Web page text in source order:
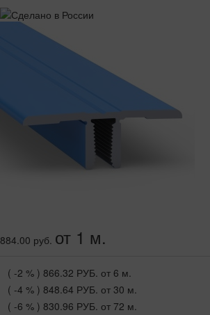
884.00 руб. от 1 м.
( -2 % ) 866.32 РУБ. от 6 м.
( -4 % ) 848.64 РУБ. от 30 м.
( -6 % ) 830.96 РУБ. от 72 м.